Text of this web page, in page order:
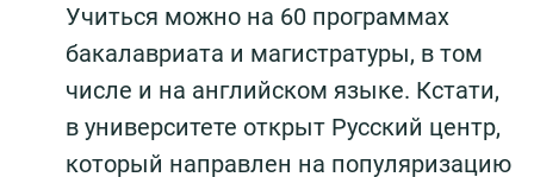
Учиться можно на 60 программах
бакалавриата и магистратуры, в том
числе и на английском языке. Кстати,
в университете открыт Русский центр,
который направлен на популяризацию